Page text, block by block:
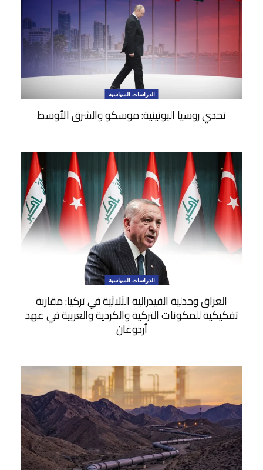
الدراسات السياسية
تحدي روسيا البوتينية: موسكو والشرق الأوسط
الدراسات السياسية
العراق وجدلية الفيدرالية الثلاثية في تركيا: مقاربة
تفكيكية للمكونات التركية والكردية والعربية في عهد
أردوغان